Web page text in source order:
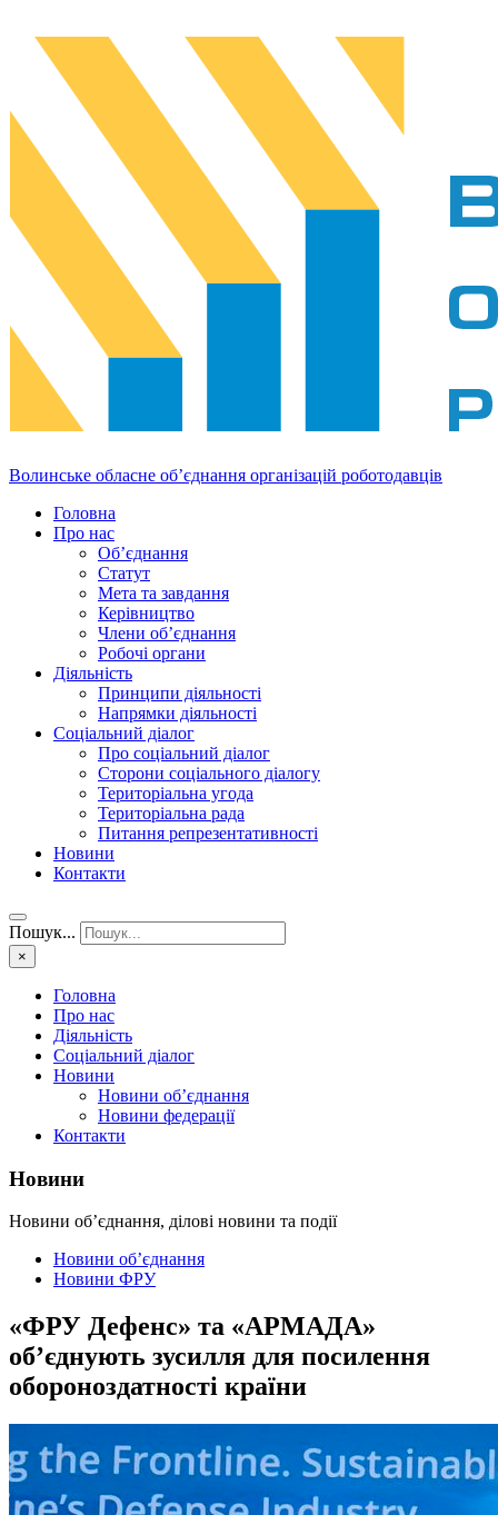
Волинське обласне об’єднання організацій роботодавців
Головна
Про нас
Об’єднання
Статут
Мета та завдання
Керівництво
Члени об’єднання
Робочі органи
Діяльність
Принципи діяльності
Напрямки діяльності
Соціальний діалог
Про соціальний діалог
Сторони соціального діалогу
Територіальна угода
Територіальна рада
Питання репрезентативності
Новини
Контакти
Пошук...
×
Головна
Про нас
Діяльність
Соціальний діалог
Новини
Новини об’єднання
Новини федерації
Контакти
Новини
Новини об’єднання, ділові новини та події
Новини об’єднання
Новини ФРУ
«ФРУ Дефенс» та «АРМАДА»
об’єднують зусилля для посилення
обороноздатності країни